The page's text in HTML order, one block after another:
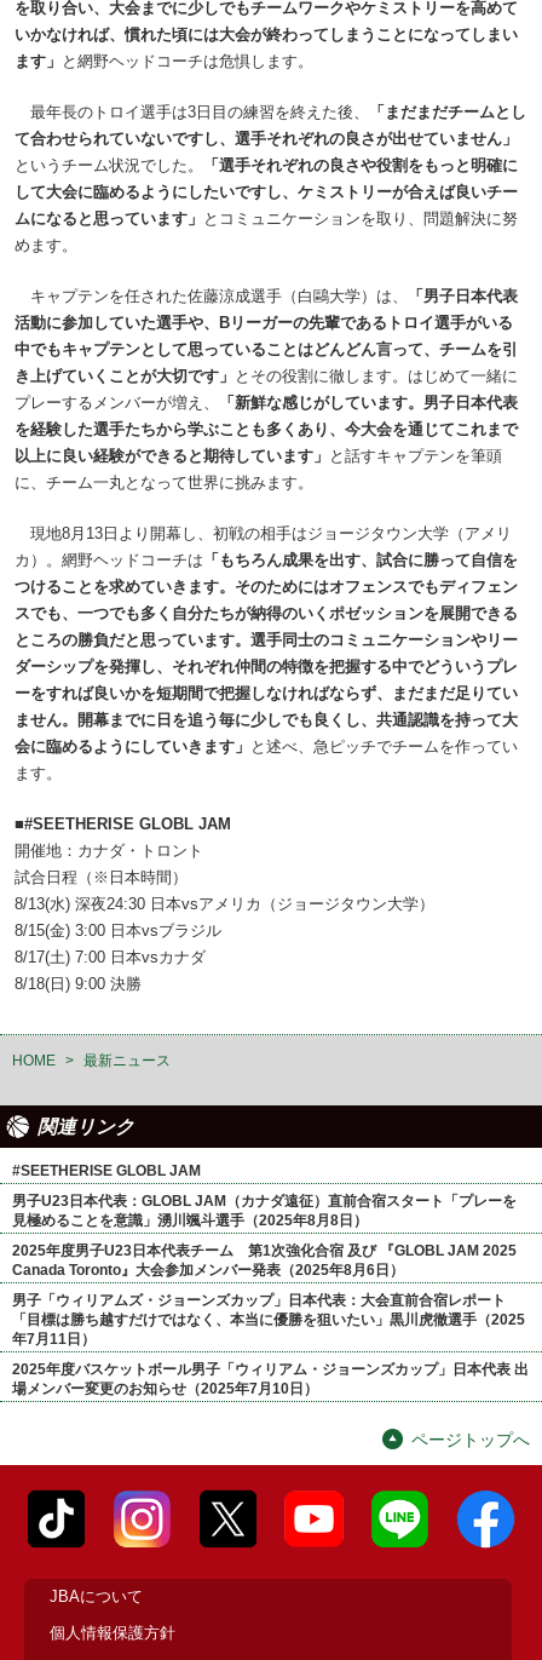
を取り合い、大会までに少しでもチームワークやケミストリーを高めて
いかなければ、慣れた頃には大会が終わってしまうことになってしまい
ます」 と網野ヘッドコーチは危惧します。
最年長のトロイ選手は3日目の練習を終えた後、
「まだまだチームとし
て合わせられていないですし、選手それぞれの良さが出せていません」
というチーム状況でした。
「選手それぞれの良さや役割をもっと明確に
して大会に臨めるようにしたいですし、ケミストリーが合えば良いチー
ムになると思っています」 とコミュニケーションを取り、問題解決に努
めます。
キャプテンを任された佐藤涼成選手（白鷗大学）は、
「男子日本代表
活動に参加していた選手や、Bリーガーの先輩であるトロイ選手がいる
中でもキャプテンとして思っていることはどんどん言って、チームを引
き上げていくことが大切です」 とその役割に徹します。はじめて一緒に
プレーするメンバーが増え、
「新鮮な感じがしています。男子日本代表
を経験した選手たちから学ぶことも多くあり、今大会を通じてこれまで
以上に良い経験ができると期待しています」 と話すキャプテンを筆頭
に、チーム一丸となって世界に挑みます。
現地8月13日より開幕し、初戦の相手はジョージタウン大学（アメリ
カ）。網野ヘッドコーチは 「もちろん成果を出す、試合に勝って自信を
つけることを求めていきます。そのためにはオフェンスでもディフェン
スでも、一つでも多く自分たちが納得のいくポゼッションを展開できる
ところの勝負だと思っています。選手同士のコミュニケーションやリー
ダーシップを発揮し、それぞれ仲間の特徴を把握する中でどういうプレ
ーをすれば良いかを短期間で把握しなければならず、まだまだ足りてい
ません。開幕までに日を追う毎に少しでも良くし、共通認識を持って大
会に臨めるようにしていきます」 と述べ、急ピッチでチームを作ってい
ます。
■#SEETHERISE GLOBL JAM
開催地：カナダ・トロント
試合日程（※日本時間）
8/13(水) 深夜24:30 日本vsアメリカ（ジョージタウン大学）
8/15(金) 3:00 日本vsブラジル
8/17(土) 7:00 日本vsカナダ
8/18(日) 9:00 決勝
HOME > 最新ニュース
関連リンク
#SEETHERISE GLOBL JAM
男子U23日本代表：GLOBL JAM（カナダ遠征）直前合宿スタート「プレーを
見極めることを意識」湧川颯斗選手（2025年8月8日）
2025年度男子U23日本代表チーム 第1次強化合宿 及び 『GLOBL JAM 2025
Canada Toronto』大会参加メンバー発表（2025年8月6日）
男子「ウィリアムズ・ジョーンズカップ」日本代表：大会直前合宿レポート
「目標は勝ち越すだけではなく、本当に優勝を狙いたい」黒川虎徹選手（2025
年7月11日）
2025年度バスケットボール男子「ウィリアム・ジョーンズカップ」日本代表 出
場メンバー変更のお知らせ（2025年7月10日）
ページトップへ
JBAについて
個人情報保護方針